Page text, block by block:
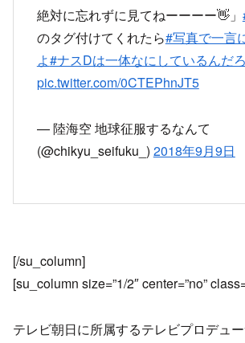
絶対に忘れずに見てねーーーー👋」
のタグ付けてくれたら#写真で一言
よ#ナスDは一体なにしているんだろ
pic.twitter.com/0CTEPhnJT5
— 陸海空 地球征服するなんて
(@chikyu_seifuku_) 2018年9月9日
[/su_column]
[su_column size=”1/2″ center=”no”
テレビ朝日に所属するテレビプロデュ